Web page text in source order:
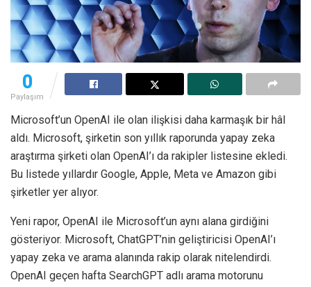
0
Paylaşım
Microsoft’un OpenAI ile olan ilişkisi daha karmaşık bir hâl
aldı. Microsoft, şirketin son yıllık raporunda yapay zeka
araştırma şirketi olan OpenAI’ı da rakipler listesine ekledi.
Bu listede yıllardır Google, Apple, Meta ve Amazon gibi
şirketler yer alıyor.
Yeni rapor, OpenAI ile Microsoft’un aynı alana girdiğini
gösteriyor. Microsoft, ChatGPT’nin geliştiricisi OpenAI’ı
yapay zeka ve arama alanında rakip olarak nitelendirdi.
OpenAI geçen hafta SearchGPT adlı arama motorunu